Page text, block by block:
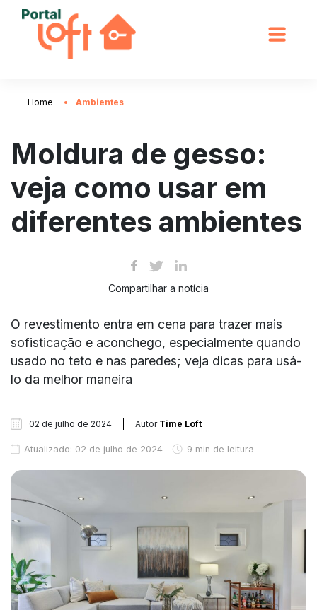
Home Ambientes
Moldura de gesso:
veja como usar em
diferentes ambientes
Compartilhar a notícia
O revestimento entra em cena para trazer mais
sofisticação e aconchego, especialmente quando
usado no teto e nas paredes; veja dicas para usá-
lo da melhor maneira
02 de julho de 2024 Autor Time Loft
Atualizado: 02 de julho de 2024 9 min de leitura